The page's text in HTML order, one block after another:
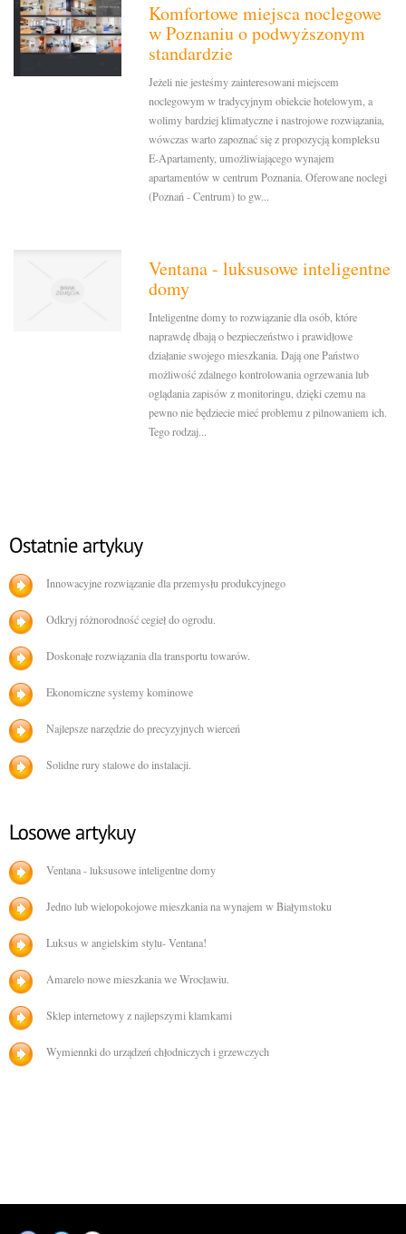
Komfortowe miejsca noclegowe
w Poznaniu o podwyższonym
standardzie
Jeżeli nie jesteśmy zainteresowani miejscem
noclegowym w tradycyjnym obiekcie hotelowym, a
wolimy bardziej klimatyczne i nastrojowe rozwiązania,
wówczas warto zapoznać się z propozycją kompleksu
E-Apartamenty, umożliwiającego wynajem
apartamentów w centrum Poznania. Oferowane noclegi
(Poznań - Centrum) to gw...
Ventana - luksusowe inteligentne
domy
Inteligentne domy to rozwiązanie dla osób, które
naprawdę dbają o bezpieczeństwo i prawidłowe
działanie swojego mieszkania. Dają one Państwo
możliwość zdalnego kontrolowania ogrzewania lub
oglądania zapisów z monitoringu, dzięki czemu na
pewno nie będziecie mieć problemu z pilnowaniem ich.
Tego rodzaj...
Innowacyjne rozwiązanie dla przemysłu produkcyjnego
Odkryj różnorodność cegieł do ogrodu.
Doskonałe rozwiązania dla transportu towarów.
Ekonomiczne systemy kominowe
Najlepsze narzędzie do precyzyjnych wierceń
Solidne rury stalowe do instalacji.
Ventana - luksusowe inteligentne domy
Jedno lub wielopokojowe mieszkania na wynajem w Białymstoku
Luksus w angielskim stylu- Ventana!
Amarelo nowe mieszkania we Wrocławiu.
Sklep internetowy z najlepszymi klamkami
Wymiennki do urządzeń chłodniczych i grzewczych